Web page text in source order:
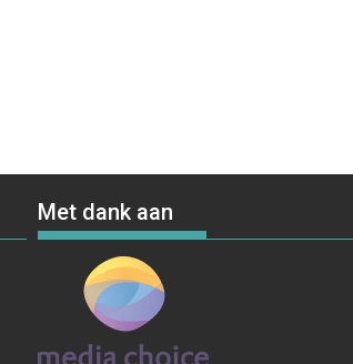
Met dank aan